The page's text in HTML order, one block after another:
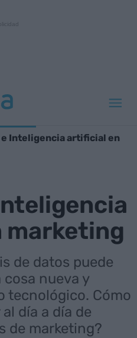
e Inteligencia artificial en
de datos puede
nueva y
tecnológico. Cómo
día a día de
de marketing?